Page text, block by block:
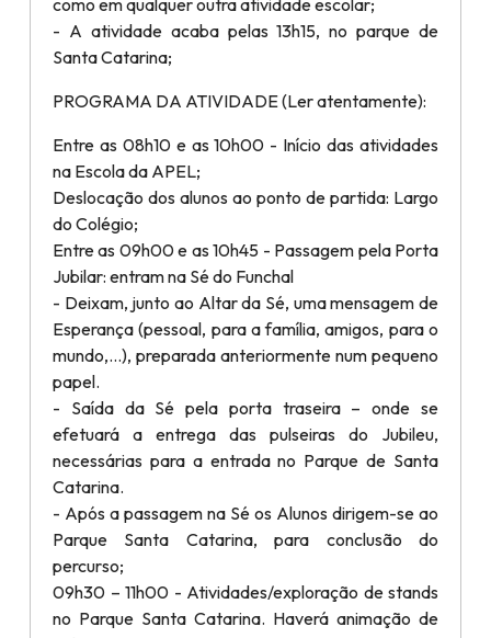
- A atividade acaba pelas 13h15, no parque de
Santa Catarina;
PROGRAMA DA ATIVIDADE (Ler atentamente):
Entre as 08h10 e as 10h00 - Início das atividades
na Escola da APEL;
Deslocação dos alunos ao ponto de partida: Largo
do Colégio;
Entre as 09h00 e as 10h45 - Passagem pela Porta
Jubilar: entram na Sé do Funchal
- Deixam, junto ao Altar da Sé, uma mensagem de
Esperança (pessoal, para a família, amigos, para o
mundo,…), preparada anteriormente num pequeno
papel.
- Saída da Sé pela porta traseira – onde se
efetuará a entrega das pulseiras do Jubileu,
necessárias para a entrada no Parque de Santa
Catarina.
- Após a passagem na Sé os Alunos dirigem-se ao
Parque Santa Catarina, para conclusão do
percurso;
09h30 – 11h00 - Atividades/exploração de stands
no Parque Santa Catarina. Haverá animação de